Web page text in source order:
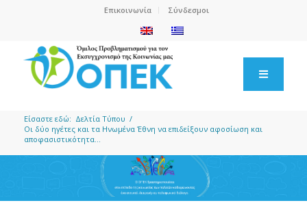
Επικοινωνία Σύνδεσμοι
Είσαστε εδώ: Δελτία Τύπου /
Οι δύο ηγέτες και τα Ηνωμένα Έθνη να επιδείξουν αφοσίωση και
αποφασιστικότητα...